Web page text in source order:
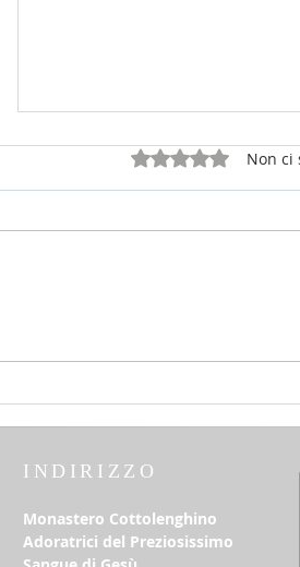
Valutazione 0Non ci
INDIRIZZO
Monastero Cottolenghino
Adoratrici del Preziosissimo